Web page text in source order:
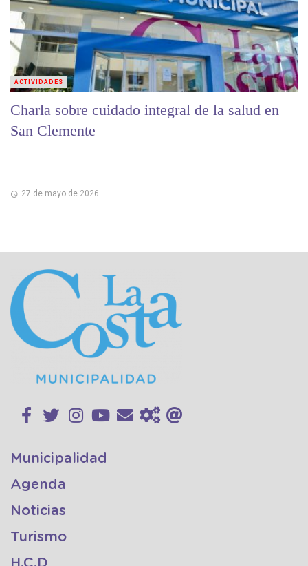
Charla sobre cuidado integral de la salud en
San Clemente
27 de mayo de 2026
ACTIVIDADES
Municipalidad
Agenda
Noticias
Turismo
H.C.D